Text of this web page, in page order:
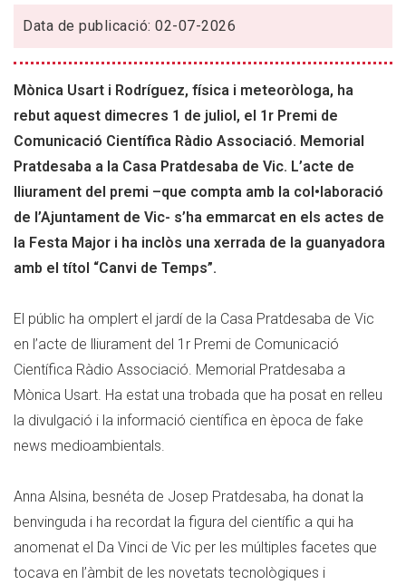
Científica
Memorial
Pratdesaba
a
Mònica
Usart
Data de publicació: 02-07-2026
Mònica Usart i Rodríguez, física i meteoròloga, ha
rebut aquest dimecres 1 de juliol, el 1r Premi de
Comunicació Científica Ràdio Associació. Memorial
Pratdesaba a la Casa Pratdesaba de Vic. L’acte de
lliurament del premi –que compta amb la col•laboració
de l’Ajuntament de Vic- s’ha emmarcat en els actes de
la Festa Major i ha inclòs una xerrada de la guanyadora
amb el títol “Canvi de Temps”.
El públic ha omplert el jardí de la Casa Pratdesaba de Vic
en l’acte de lliurament del 1r Premi de Comunicació
Científica Ràdio Associació. Memorial Pratdesaba a
Mònica Usart. Ha estat una trobada que ha posat en relleu
la divulgació i la informació científica en època de fake
news medioambientals.
Anna Alsina, besnéta de Josep Pratdesaba, ha donat la
benvinguda i ha recordat la figura del científic a qui ha
anomenat el Da Vinci de Vic per les múltiples facetes que
tocava en l’àmbit de les novetats tecnològiques i